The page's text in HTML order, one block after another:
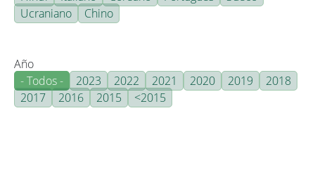
Ucraniano
Chino
Año
- Todos -
2023 2022 2021 2020 2019
2018
2017
2016 2015 <2015